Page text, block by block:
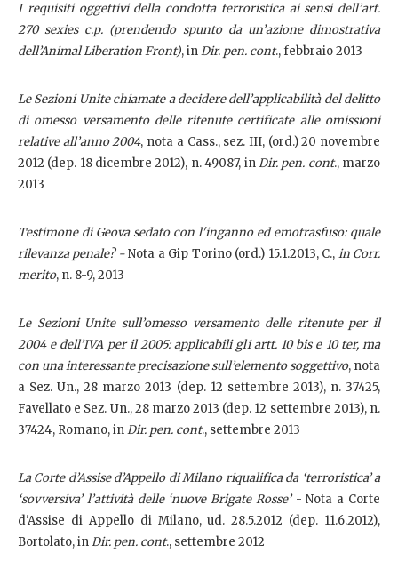
I requisiti oggettivi della condotta terroristica ai sensi dell’art.
270 sexies c.p. (prendendo spunto da un’azione dimostrativa
dell’Animal Liberation Front), inDir. pen. cont., febbraio 2013
Le Sezioni Unite chiamate a decidere dell’applicabilità del delitto
di omesso versamento delle ritenute certificate alle omissioni
relative all’anno 2004, nota a Cass., sez. III, (ord.) 20 novembre
2012 (dep. 18 dicembre 2012), n. 49087, inDir. pen. cont., marzo
2013
Testimone di Geova sedato con l'inganno ed emotrasfuso: quale
rilevanza penale? -Nota a Gip Torino (ord.) 15.1.2013, C., in Corr.
merito, n. 8-9, 2013
Le Sezioni Unite sull’omesso versamento delle ritenute per il
2004 e dell’IVA per il 2005: applicabili gli artt. 10 bis e 10 ter, ma
con una interessante precisazione sull’elemento soggettivo, nota
a Sez. Un., 28 marzo 2013 (dep. 12 settembre 2013), n. 37425,
Favellato e Sez. Un., 28 marzo 2013 (dep. 12 settembre 2013), n.
37424, Romano, inDir. pen. cont., settembre 2013
La Corte d’Assise d’Appello di Milano riqualifica da ‘terroristica’ a
‘sovversiva’ l’attività delle ‘nuove Brigate Rosse’- Nota a Corte
d'Assise di Appello di Milano, ud. 28.5.2012 (dep. 11.6.2012),
Bortolato, inDir. pen. cont., settembre 2012